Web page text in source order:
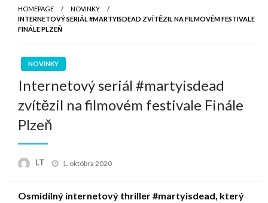
HOMEPAGE
NOVINKY
INTERNETOVÝ SERIÁL #MARTYISDEAD ZVÍTĚZIL NA FILMOVÉM FESTIVALE
FINÁLE PLZEŇ
NOVINKY
Internetový seriál #martyisdead
zvítězil na filmovém festivale Finále
Plzeň
LT
Posted
1. októbra 2020
Osmidílný internetový thriller #martyisdead, který